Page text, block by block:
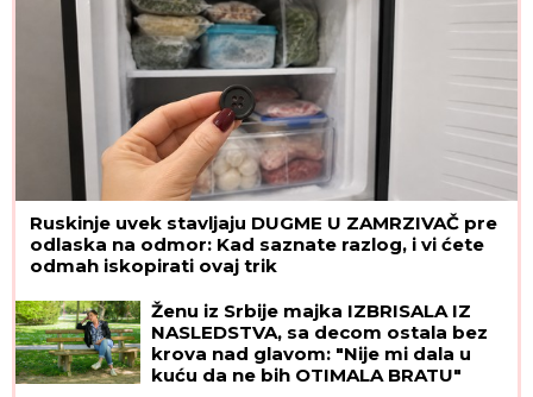
Ruskinje uvek stavljaju DUGME U ZAMRZIVAČ pre
odlaska na odmor: Kad saznate razlog, i vi ćete
odmah iskopirati ovaj trik
Ženu iz Srbije majka IZBRISALA IZ
NASLEDSTVA, sa decom ostala bez
krova nad glavom: "Nije mi dala u
kuću da ne bih OTIMALA BRATU"